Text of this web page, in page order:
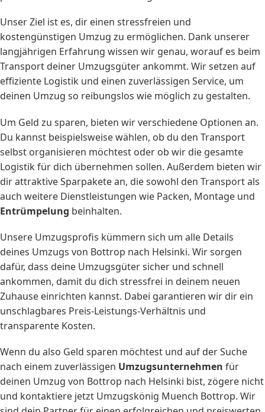
Unser Ziel ist es, dir einen stressfreien und
kostengünstigen Umzug zu ermöglichen. Dank unserer
langjährigen Erfahrung wissen wir genau, worauf es beim
Transport deiner Umzugsgüter ankommt. Wir setzen auf
effiziente Logistik und einen zuverlässigen Service, um
deinen Umzug so reibungslos wie möglich zu gestalten.
Um Geld zu sparen, bieten wir verschiedene Optionen an.
Du kannst beispielsweise wählen, ob du den Transport
selbst organisieren möchtest oder ob wir die gesamte
Logistik für dich übernehmen sollen. Außerdem bieten wir
dir attraktive Sparpakete an, die sowohl den Transport als
auch weitere Dienstleistungen wie Packen, Montage und
Entrümpelung beinhalten.
Unsere Umzugsprofis kümmern sich um alle Details
deines Umzugs von Bottrop nach Helsinki. Wir sorgen
dafür, dass deine Umzugsgüter sicher und schnell
ankommen, damit du dich stressfrei in deinem neuen
Zuhause einrichten kannst. Dabei garantieren wir dir ein
unschlagbares Preis-Leistungs-Verhältnis und
transparente Kosten.
Wenn du also Geld sparen möchtest und auf der Suche
nach einem zuverlässigen Umzugsunternehmen für
deinen Umzug von Bottrop nach Helsinki bist, zögere nicht
und kontaktiere jetzt Umzugskönig Muench Bottrop. Wir